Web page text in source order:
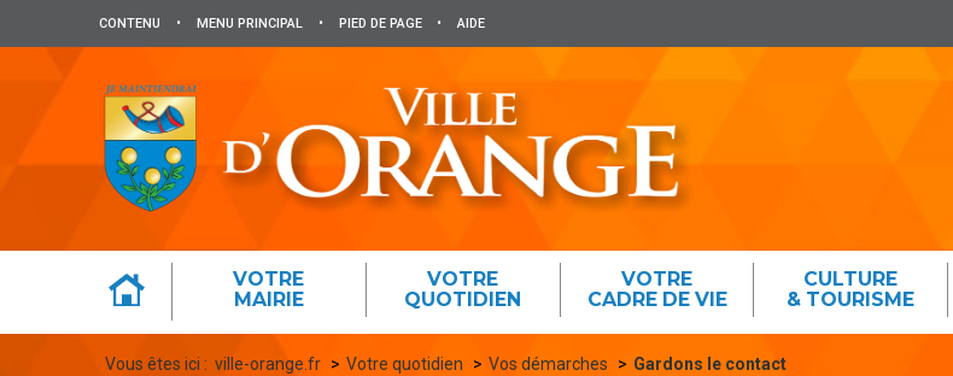
CONTENU • MENU PRINCIPAL • PIED DE PAGE • AIDE
VOTRE
MAIRIE
VOTRE
QUOTIDIEN
VOTRE
CADRE DE VIE
CULTURE
& TOURISME
Vous êtes ici : ville-orange.fr Votre quotidien Vos démarches Gardons le contact